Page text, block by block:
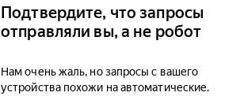
Подтвердите, что запросы
отправляли вы, а не робот
Нам очень жаль, но запросы с вашего
устройства похожи на автоматические.